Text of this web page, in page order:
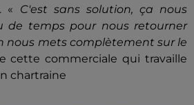
« C'est sans solution, ça nous
de temps pour nous retourner
nous mets complètement sur le
cette commerciale qui travaille
chartraine